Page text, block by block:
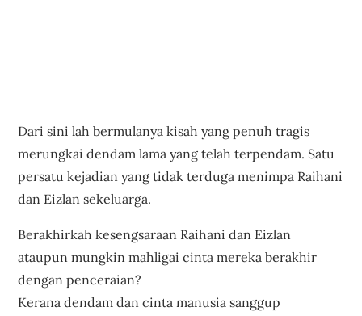
Dari sini lah bermulanya kisah yang penuh tragis
merungkai dendam lama yang telah terpendam. Satu
persatu kejadian yang tidak terduga menimpa Raihani
dan Eizlan sekeluarga.
Berakhirkah kesengsaraan Raihani dan Eizlan
ataupun mungkin mahligai cinta mereka berakhir
dengan penceraian?
Kerana dendam dan cinta manusia sanggup